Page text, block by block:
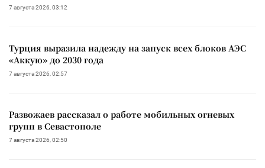
7 августа 2026, 03:12
Турция выразила надежду на запуск всех блоков АЭС
«Аккую» до 2030 года
7 августа 2026, 02:57
Развожаев рассказал о работе мобильных огневых
групп в Севастополе
7 августа 2026, 02:50